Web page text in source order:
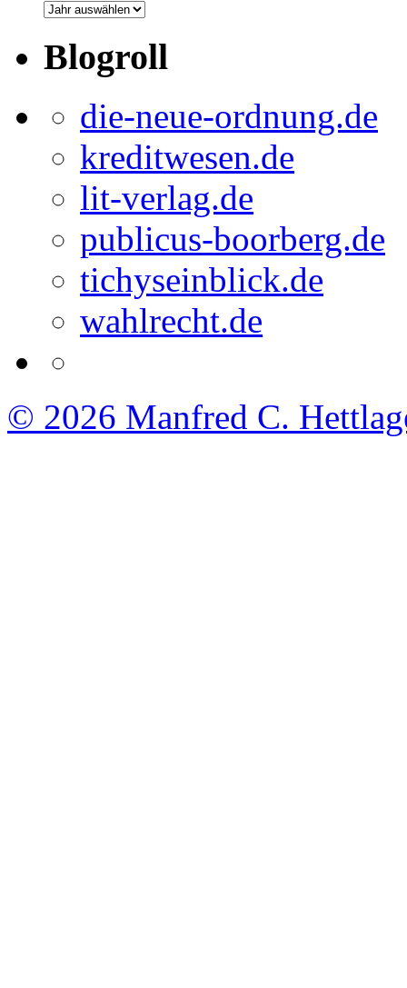
Blogroll
die-neue-ordnung.de
kreditwesen.de
lit-verlag.de
publicus-boorberg.de
tichyseinblick.de
wahlrecht.de
© 2026 Manfred C.